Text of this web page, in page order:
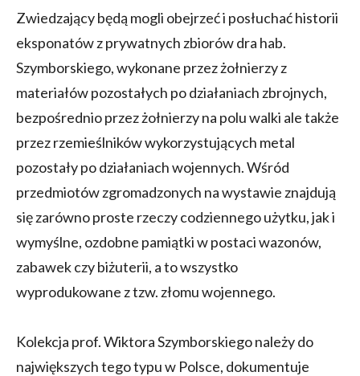
Zwiedzający będą mogli obejrzeć i posłuchać historii
eksponatów z prywatnych zbiorów dra hab.
Szymborskiego, wykonane przez żołnierzy z
materiałów pozostałych po działaniach zbrojnych,
bezpośrednio przez żołnierzy na polu walki ale także
przez rzemieślników wykorzystujących metal
pozostały po działaniach wojennych. Wśród
przedmiotów zgromadzonych na wystawie znajdują
się zarówno proste rzeczy codziennego użytku, jak i
wymyślne, ozdobne pamiątki w postaci wazonów,
zabawek czy biżuterii, a to wszystko
wyprodukowane z tzw. złomu wojennego.
Kolekcja prof. Wiktora Szymborskiego należy do
największych tego typu w Polsce, dokumentuje